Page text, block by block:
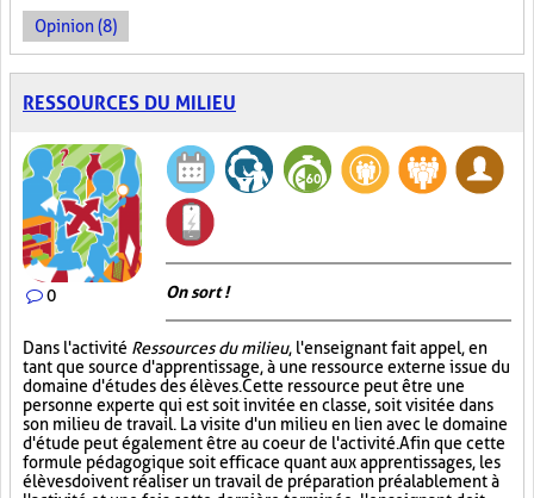
Opinion (8)
RESSOURCES DU MILIEU
0 On sort !
Dans l'activité Ressources du milieu, l'enseignant fait appel, en
tant que source d'apprentissage, à une ressource externe issue du
domaine d'études des élèves. Cette ressource peut être une
personne experte qui est soit invitée en classe, soit visitée dans
son milieu de travail. La visite d'un milieu en lien avec le domaine
d'étude peut également être au coeur de l'activité. Afin que cette
formule pédagogique soit efficace quant aux apprentissages, les
élèves doivent réaliser un travail de préparation préalablement à